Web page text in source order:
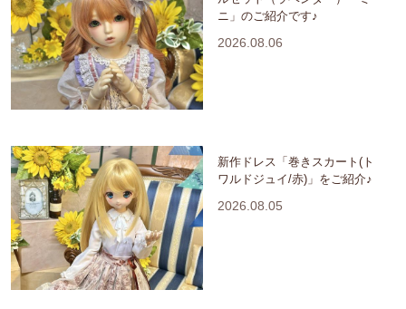
ニ」のご紹介です♪
2026.08.06
新作ドレス「巻きスカート(ト
ワルドジュイ/赤)」をご紹介♪
2026.08.05